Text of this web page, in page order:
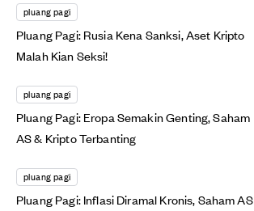
pluang pagi
Pluang Pagi: Rusia Kena Sanksi, Aset Kripto
Malah Kian Seksi!
pluang pagi
Pluang Pagi: Eropa Semakin Genting, Saham
AS & Kripto Terbanting
pluang pagi
Pluang Pagi: Inflasi Diramal Kronis, Saham AS